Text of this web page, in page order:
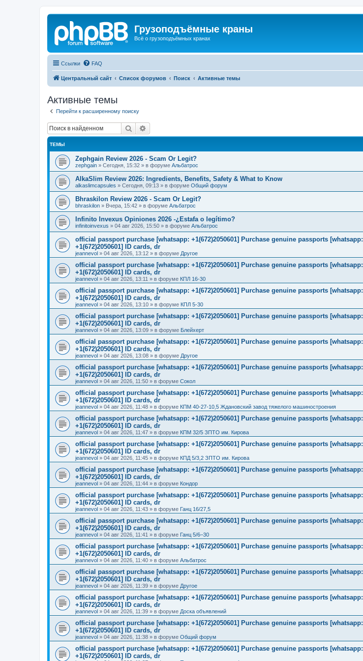
Грузоподъёмные краны
Всё о грузоподъёмных кранах
Ссылки FAQ
Центральный сайт Список форумов Поиск Активные темы
Активные темы
Перейти к расширенному поиску
Поиск
ТЕМЫ
Zephgain Review 2026 - Scam Or Legit?
zephgain » Сегодня, 15:32 » в форуме Альбатрос
AlkaSlim Review 2026: Ingredients, Benefits, Safety & What to Know
alkaslimcapsules » Сегодня, 09:13 » в форуме Общий форум
Bhraskilon Review 2026 - Scam Or Legit?
bhraskilon » Вчера, 15:42 » в форуме Альбатрос
Infinito Invexus Opiniones 2026 -¿Estafa o legítimo?
infinitoinvexus » 04 авг 2026, 15:50 » в форуме Альбатрос
official passport purchase [whatsapp: +1(672)2050601] Purchase genuine passports [whatsapp:
+1(672)2050601] ID cards, dr
jeannevol » 04 авг 2026, 13:12 » в форуме Другое
official passport purchase [whatsapp: +1(672)2050601] Purchase genuine passports [whatsapp:
+1(672)2050601] ID cards, dr
jeannevol » 04 авг 2026, 13:11 » в форуме КПЛ 16-30
official passport purchase [whatsapp: +1(672)2050601] Purchase genuine passports [whatsapp:
+1(672)2050601] ID cards, dr
jeannevol » 04 авг 2026, 13:10 » в форуме КПЛ 5-30
official passport purchase [whatsapp: +1(672)2050601] Purchase genuine passports [whatsapp:
+1(672)2050601] ID cards, dr
jeannevol » 04 авг 2026, 13:09 » в форуме Блейхерт
official passport purchase [whatsapp: +1(672)2050601] Purchase genuine passports [whatsapp:
+1(672)2050601] ID cards, dr
jeannevol » 04 авг 2026, 13:08 » в форуме Другое
official passport purchase [whatsapp: +1(672)2050601] Purchase genuine passports [whatsapp:
+1(672)2050601] ID cards, dr
jeannevol » 04 авг 2026, 11:50 » в форуме Сокол
official passport purchase [whatsapp: +1(672)2050601] Purchase genuine passports [whatsapp:
+1(672)2050601] ID cards, dr
jeannevol » 04 авг 2026, 11:48 » в форуме КПМ 40-27-10,5 Ждановский завод тяжелого машиностроения
official passport purchase [whatsapp: +1(672)2050601] Purchase genuine passports [whatsapp:
+1(672)2050601] ID cards, dr
jeannevol » 04 авг 2026, 11:47 » в форуме КПМ 32/5 ЗПТО им. Кирова
official passport purchase [whatsapp: +1(672)2050601] Purchase genuine passports [whatsapp:
+1(672)2050601] ID cards, dr
jeannevol » 04 авг 2026, 11:45 » в форуме КПД 5/3,2 ЗПТО им. Кирова
official passport purchase [whatsapp: +1(672)2050601] Purchase genuine passports [whatsapp:
+1(672)2050601] ID cards, dr
jeannevol » 04 авг 2026, 11:44 » в форуме Кондор
official passport purchase [whatsapp: +1(672)2050601] Purchase genuine passports [whatsapp:
+1(672)2050601] ID cards, dr
jeannevol » 04 авг 2026, 11:43 » в форуме Ганц 16/27,5
official passport purchase [whatsapp: +1(672)2050601] Purchase genuine passports [whatsapp:
+1(672)2050601] ID cards, dr
jeannevol » 04 авг 2026, 11:41 » в форуме Ганц 5/6–30
official passport purchase [whatsapp: +1(672)2050601] Purchase genuine passports [whatsapp:
+1(672)2050601] ID cards, dr
jeannevol » 04 авг 2026, 11:40 » в форуме Альбатрос
official passport purchase [whatsapp: +1(672)2050601] Purchase genuine passports [whatsapp:
+1(672)2050601] ID cards, dr
jeannevol » 04 авг 2026, 11:39 » в форуме Другое
official passport purchase [whatsapp: +1(672)2050601] Purchase genuine passports [whatsapp:
+1(672)2050601] ID cards, dr
jeannevol » 04 авг 2026, 11:39 » в форуме Доска объявлений
official passport purchase [whatsapp: +1(672)2050601] Purchase genuine passports [whatsapp:
+1(672)2050601] ID cards, dr
jeannevol » 04 авг 2026, 11:38 » в форуме Общий форум
official passport purchase [whatsapp: +1(672)2050601] Purchase genuine passports [whatsapp:
+1(672)2050601] ID cards, dr